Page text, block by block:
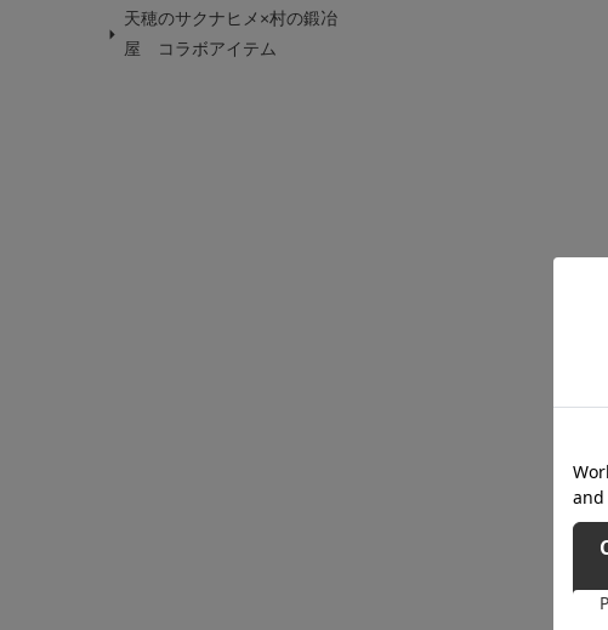
天穂のサクナヒメ×村の鍛冶
屋 コラボアイテム